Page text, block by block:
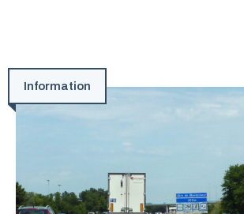
Information